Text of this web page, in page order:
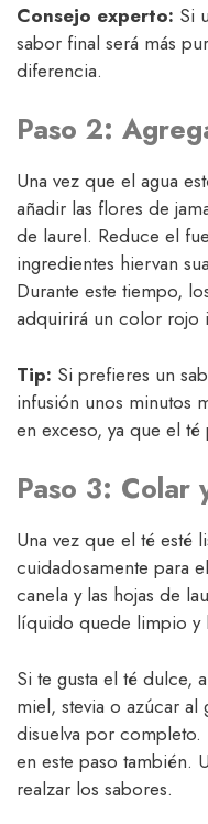
Consejo experto: Si
sabor final será más
diferencia.
Paso 2:
Una vez que el agua
añadir las flores de
de laurel. Reduce el
ingredientes hiervan
Durante este tiempo,
adquirirá un color rojo
Tip: Si prefieres un
infusión unos minutos
en exceso, ya que el
Paso 3: Colar
Una vez que el té esté
cuidadosamente para
canela y las hojas de
líquido quede limpio y
Si te gusta el té dulce,
miel, stevia o azúcar
disuelva por
en este paso también.
realzar los sabores.